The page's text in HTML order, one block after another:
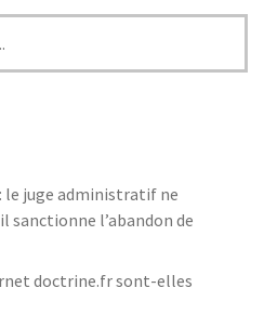
le juge administratif ne
sanctionne l’abandon de
doctrine.fr sont-elles